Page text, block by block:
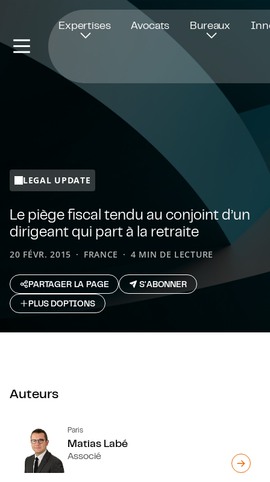
Expertises Avocats Bureaux
LEGAL UPDATE
Le piège fiscal tendu au conjoint d’un
dirigeant qui part à la retraite
20 FÉVR. 2015 FRANCE 4 MIN DE LECTURE
PARTAGER LA PAGE
S'ABONNER
PLUS D`OPTIONS
Auteurs
Paris
Matias Labé
Associé
Ouvre dans une nouvelle fenêtre